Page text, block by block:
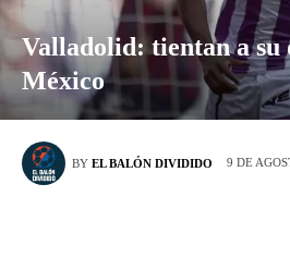
Valladolid: tientan a su
México
BY EL BALÓN DIVIDIDO 9 DE